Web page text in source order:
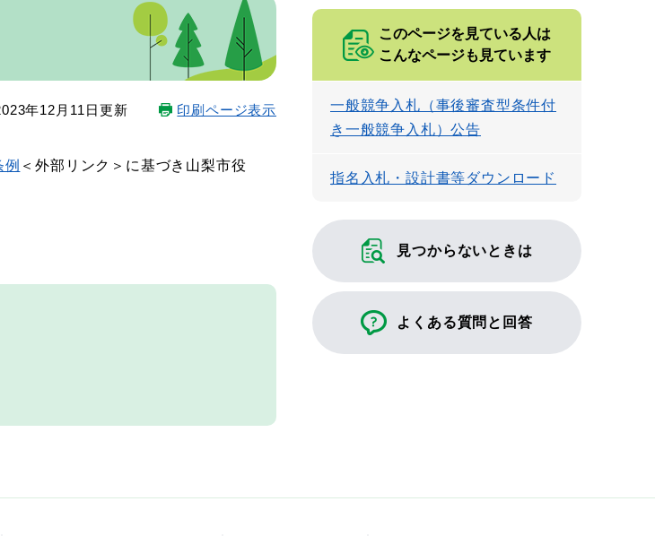
年12月11日更新 印刷ページ表示
＜外部リンク＞ に基づき山梨市役
このページを見ている人は
こんなページも見ています
一般競争入札（事後審査型条件付
き一般競争入札）公告
指名入札・設計書等ダウンロード
見つからないときは
よくある質問と回答